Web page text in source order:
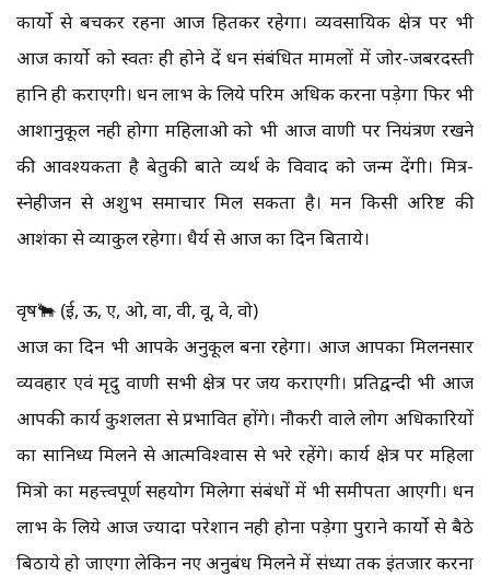
कार्यो से बचकर रहना आज हितकर रहेगा। व्यवसायिक क्षेत्र पर भी
आज कार्यो को स्वतः ही होने दें धन संबंधित मामलों में जोर-जबरदस्ती
हानि ही कराएगी। धन लाभ के लिये परिश्रम अधिक करना पड़ेगा फिर भी
आशानुकूल नही होगा महिलाओ को भी आज वाणी पर नियंत्रण रखने
की आवश्यकता है बेतुकी बाते व्यर्थ के विवाद को जन्म देंगी। मित्र-
स्नेहीजन से अशुभ समाचार मिल सकता है। मन किसी अरिष्ट की
आशंका से व्याकुल रहेगा। धैर्य से आज का दिन बिताये।
वृष🐂 (ई, ऊ, ए, ओ, वा, वी, वू, वे, वो)
आज का दिन भी आपके अनुकूल बना रहेगा। आज आपका मिलनसार
व्यवहार एवं मृदु वाणी सभी क्षेत्र पर जय कराएगी। प्रतिद्वन्दी भी आज
आपकी कार्य कुशलता से प्रभावित होंगे। नौकरी वाले लोग अधिकारियों
का सानिध्य मिलने से आत्मविश्वास से भरे रहेंगे। कार्य क्षेत्र पर महिला
मित्रो का महत्त्वपूर्ण सहयोग मिलेगा संबंधों में भी समीपता आएगी। धन
लाभ के लिये आज ज्यादा परेशान नही होना पड़ेगा पुराने कार्यो से बैठे
बिठाये हो जाएगा लेकिन नए अनुबंध मिलने में संध्या तक इंतजार करना